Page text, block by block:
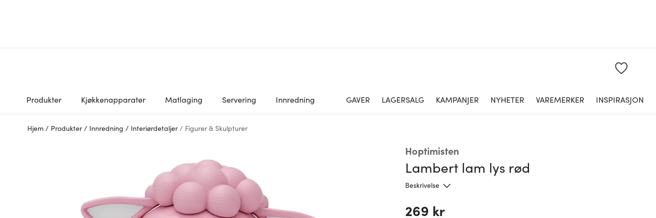
Produkter Kjøkkenapparater Matlaging Servering Innredning GAVER LAGERSALG KAMPANJER NYHETER VAREMERKER INSPIRASJON
Hjem / Produkter / Innredning / Interiørdetaljer / Figurer & Skulpturer
Hoptimisten
Lambert lam lys rød
Beskrivelse
269 kr